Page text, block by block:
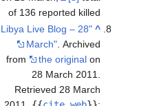
of 136 reported killed
^
"Libya Live Blog – 28
March" . Archived
from
the original on
28 March 2011
Retrieved 28 March